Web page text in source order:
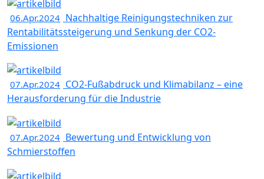
06.Apr.2024 Nachhaltige Reinigungstechniken zur
Rentabilitätssteigerung und Senkung der CO2-
Emissionen
07.Apr.2024 CO2-Fußabdruck und Klimabilanz – eine
Herausforderung für die Industrie
07.Apr.2024 Bewertung und Entwicklung von
Schmierstoffen